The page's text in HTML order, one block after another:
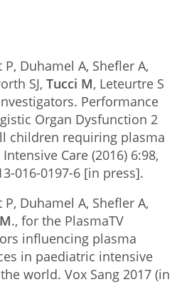
Duhamel A, Shefler A,
SJ, Tucci M, Leteurtre S
Performance
Organ Dysfunction 2
children requiring plasma
Care (2016) 6:98,
016-0197-6 [in press].
Duhamel A, Shefler A,
., for the PlasmaTV
influencing plasma
in paediatric intensive
world. Vox Sang 2017 (in